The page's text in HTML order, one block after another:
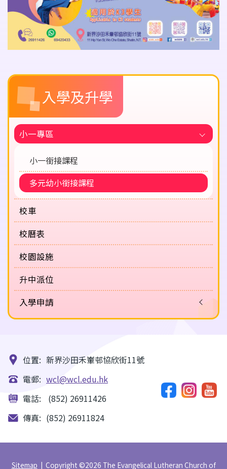
Main
navigation
入學及升學
小一專區
小一銜接課程
多元幼小銜接課程
校車
校曆表
校園設施
升中派位
入學申請
位置: 新界沙田禾輋邨協欣街11號
電郵: wcl@wcl.edu.hk
電話:
(852) 26911426
傳真: (852) 26911824
Sitemap | Copyright ©2026 The Evangelical Lutheran Church of